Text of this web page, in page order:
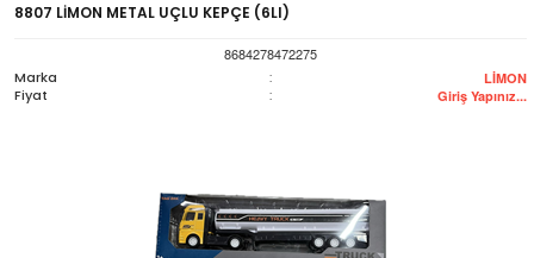
8807 LİMON METAL UÇLU KEPÇE (6LI)
8684278472275
Marka
: LİMON
Fiyat : Giriş Yapınız...